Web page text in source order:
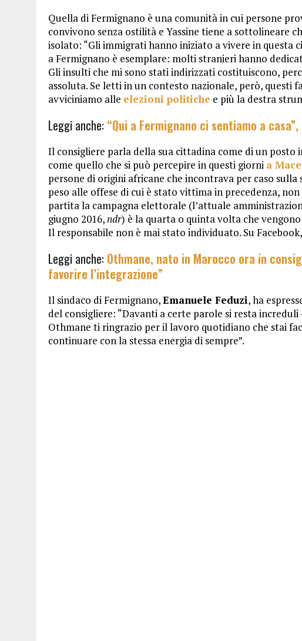
Quella di Fermignano è una comunità in cui persone
convivono senza ostilità e Yassine tiene a sottolineare
isolato: “Gli immigrati hanno iniziato a vivere in questa
a Fermignano è esemplare: molti stranieri hanno
Gli insulti che mi sono stati indirizzati costituiscono,
assoluta. Se letti in un contesto nazionale, però,
avviciniamo alle elezioni politiche e più la destra
Leggi anche: “Qui a Fermignano ci sentiamo a
Il consigliere parla della sua cittadina come di un posto
come quello che si può percepire in questi giorni a
persone di origini africane che incontrava per caso
peso alle offese di cui è stato vittima in precedenza,
partita la campagna elettorale (l’attuale
giugno 2016,ndr) è la quarta o quinta volta che
Il responsabile non è mai stato individuato. Su
Leggi anche: Othmane, nato in Marocco ora in
favorire l’integrazione”
Il sindaco di Fermignano,Emanuele Feduzi, ha
del consigliere: “Davanti a certe parole si resta
Othmane ti ringrazio per il lavoro quotidiano che stai
continuare con la stessa energia di sempre”.